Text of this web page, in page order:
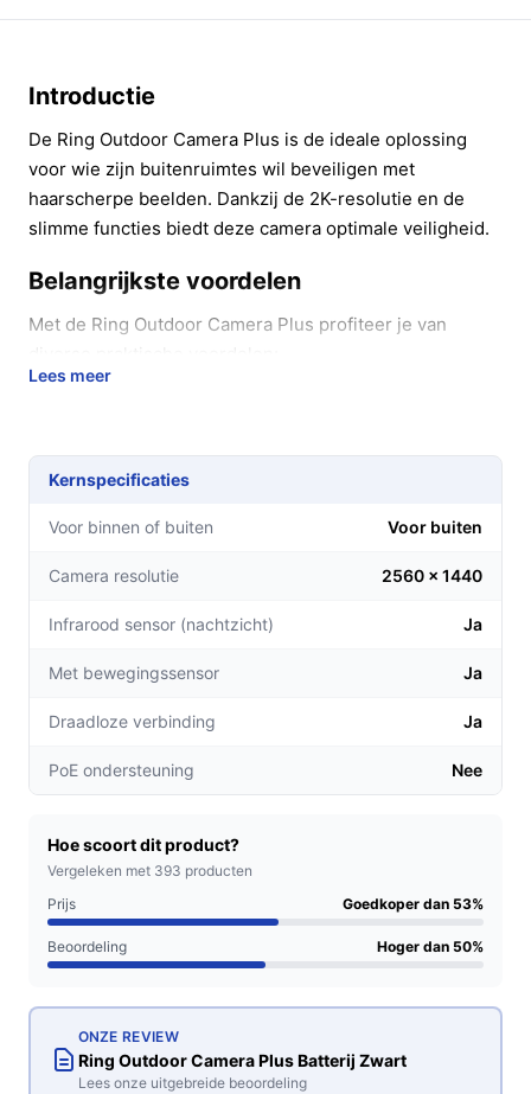
Introductie
De Ring Outdoor Camera Plus is de ideale oplossing
voor wie zijn buitenruimtes wil beveiligen met
haarscherpe beelden. Dankzij de 2K-resolutie en de
slimme functies biedt deze camera optimale veiligheid.
Belangrijkste voordelen
Met de Ring Outdoor Camera Plus profiteer je van
altijd weet wat er buiten gebeurt.
Eenvoudige installatie: Binnen tien minuten ben je
klaar om je camera te gebruiken, zonder dat je
Tweerichtingsspraak: Praat in real-time met
controle bent.
Voor welke doelgroep?
Deze camera is perfect voor huiseigenaren die op zoek
nu een grote tuin hebt of een klein terras, de Ring
Praktische voordelen t.o.v. alternatieven
Wat maakt de Ring Outdoor Camera Plus uniek in de
markt?
concurrenten biedt deze camera een hogere
resolutie, waardoor details beter zichtbaar zijn.
Accu-voeding: Geen gedoe met kabels; de camera
Lees meer
Kernspecificaties
Voor binnen of buiten Voor buiten
Camera resolutie 2560 x 1440
Infrarood sensor (nachtzicht) Ja
Met bewegingssensor Ja
Draadloze verbinding Ja
PoE ondersteuning Nee
Hoe scoort dit product?
Vergeleken met 393 producten
Prijs
Goedkoper dan 53%
Beoordeling Hoger dan 50%
ONZE REVIEW
Ring Outdoor Camera Plus Batterij Zwart
Lees onze uitgebreide beoordeling